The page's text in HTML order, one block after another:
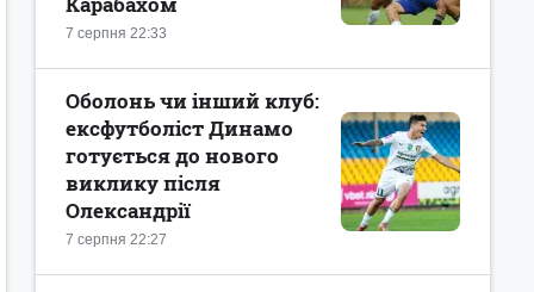
7 серпня 22:33
7 серпня 22:27
Оболонь чи інший клуб:
ексфутболіст Динамо
готується до нового
виклику після
Олександрії